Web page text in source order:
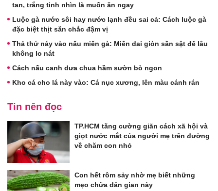
tan, trắng tinh nhìn là muốn ăn ngay
Luộc gà nước sôi hay nước lạnh đều sai cả: Cách luộc gà
đặc biệt thịt săn chắc đậm vị
Thả thứ náy vào nấu miến gà: Miến dai giòn sần sật để lâu
không lo nát
Cách nấu canh dưa chua hầm sườn bò ngon
Kho cá cho lá này vào: Cá nục xương, lên màu cánh rán
Tin nên đọc
TP.HCM tăng cường giãn cách xã hội và
giọt nước mắt của người mẹ trên đường
về chăm con nhỏ
Con hết rôm sảy nhờ mẹ biết những
mẹo chữa dân gian này